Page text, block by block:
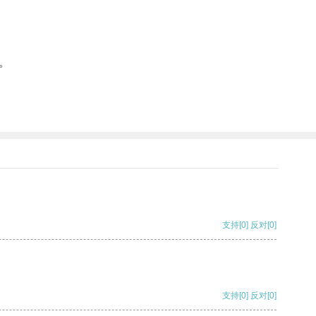
支持[0] 反对[0]
支持[0] 反对[0]